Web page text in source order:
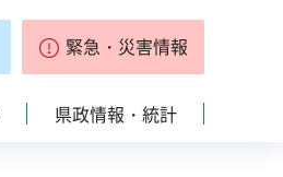
緊急・災害情報
県政情報・統計